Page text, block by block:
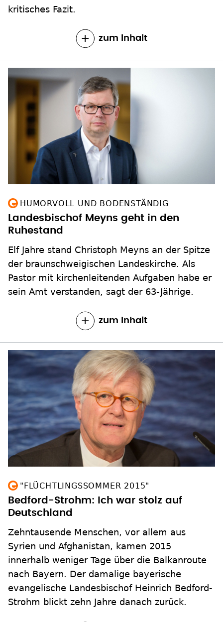
kritisches Fazit.
zum Inhalt
HUMORVOLL UND BODENSTÄNDIG
Landesbischof Meyns geht in den
Ruhestand
Elf Jahre stand Christoph Meyns an der Spitze
der braunschweigischen Landeskirche. Als
Pastor mit kirchenleitenden Aufgaben habe er
sein Amt verstanden, sagt der 63-Jährige.
zum Inhalt
"FLÜCHTLINGSSOMMER 2015"
Bedford-Strohm: Ich war stolz auf
Deutschland
Zehntausende Menschen, vor allem aus
Syrien und Afghanistan, kamen 2015
innerhalb weniger Tage über die Balkanroute
nach Bayern. Der damalige bayerische
evangelische Landesbischof Heinrich Bedford-
Strohm blickt zehn Jahre danach zurück.